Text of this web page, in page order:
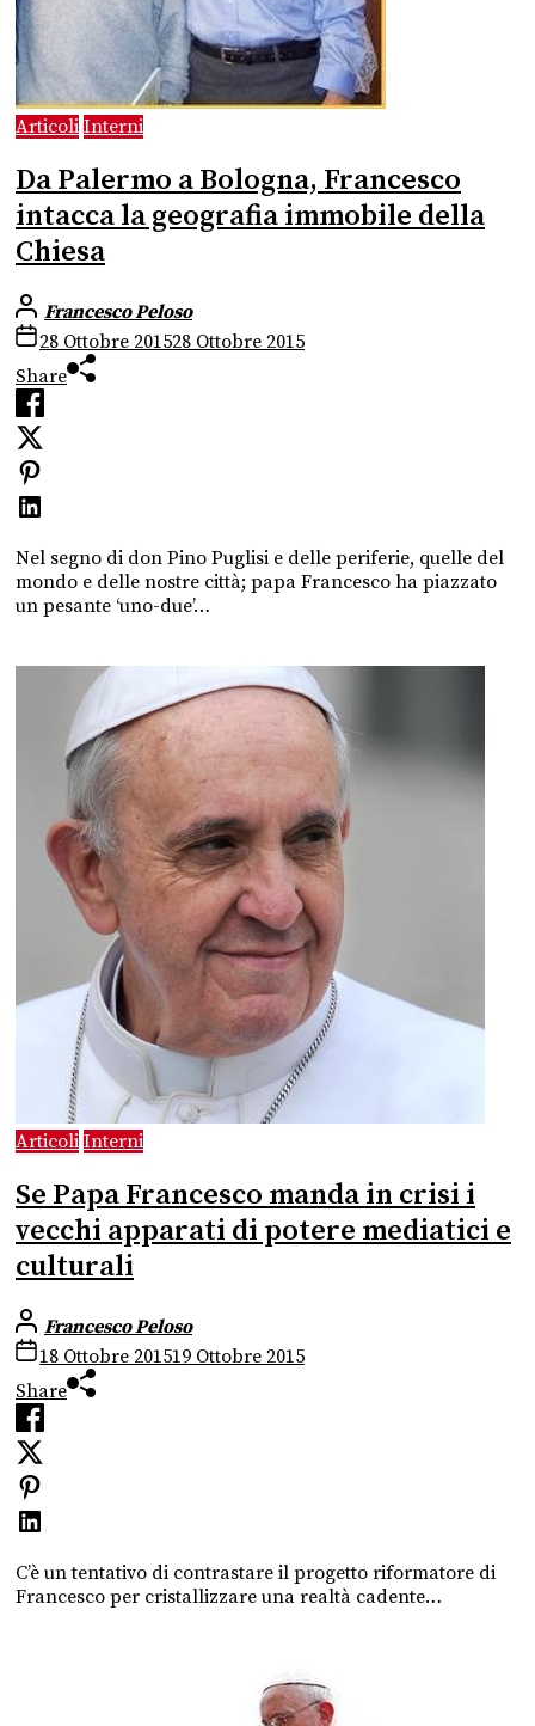
Articoli Interni
Da Palermo a Bologna, Francesco
intacca la geografia immobile della
Chiesa
Francesco Peloso
28 Ottobre 201528 Ottobre 2015
Share
Nel segno di don Pino Puglisi e delle periferie, quelle del
mondo e delle nostre città; papa Francesco ha piazzato
un pesante ‘uno-due’…
Articoli Interni
Se Papa Francesco manda in crisi i
vecchi apparati di potere mediatici e
culturali
Francesco Peloso
18 Ottobre 201519 Ottobre 2015
Share
C’è un tentativo di contrastare il progetto riformatore di
Francesco per cristallizzare una realtà cadente…